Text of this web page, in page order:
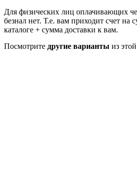
Для физических лиц оплачивающих
безнал нет. Т.е. вам приходит счет на
каталоге + сумма доставки к вам.
Посмотрите другие варианты из